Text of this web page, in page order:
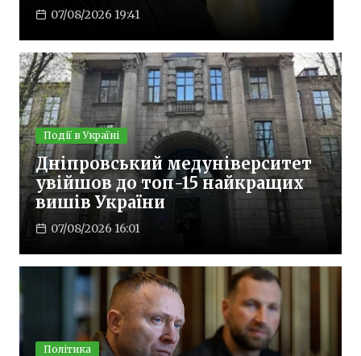
07/08/2026 19:29
Події в Україні
Дніпровський медуніверситет
увійшов до топ-15 найкращих
вишів України
07/08/2026 16:01
Політика